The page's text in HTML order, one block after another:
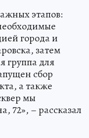
этапов:
города и
затем
группа для
сбор
а также
мы
72», – рассказал